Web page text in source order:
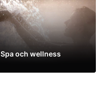
Spa och wellness
Se mer